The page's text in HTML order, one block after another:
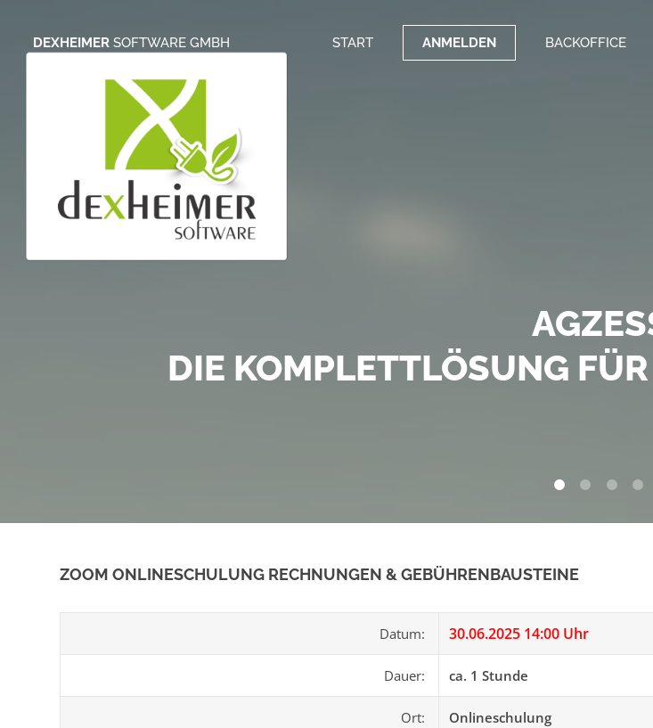
DEXHEIMER SOFTWARE GMBH START ANMELDEN BACKOFFICE
DIE KOMPLETTLÖSUNG
SOFTWARE MIT
ONLINE BRIEFE
0 2
ZOOM ONLINESCHULUNG RECHNUNGEN & GEBÜHRENBAUSTEINE
Datum: 30.06.2025 14:00 Uhr
Dauer: ca. 1 Stunde
Ort: Onlineschulung